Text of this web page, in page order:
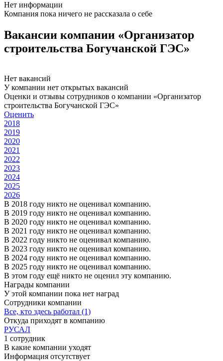
Нет информации
Компания пока ничего не рассказала о себе
Вакансии компании «Организатор
строительства Богучанской ГЭС»
Нет вакансий
У компании нет открытых вакансий
Оценки и отзывы сотрудников о компании «Организатор
строительства Богучанской ГЭС»
Оценить
2018
2019
2020
2021
2022
2023
2024
2025
2026
В 2018 году никто не оценивал компанию.
В 2019 году никто не оценивал компанию.
В 2020 году никто не оценивал компанию.
В 2021 году никто не оценивал компанию.
В 2022 году никто не оценивал компанию.
В 2023 году никто не оценивал компанию.
В 2024 году никто не оценивал компанию.
В 2025 году никто не оценивал компанию.
В этом году ещё никто не оценил эту компанию.
Награды компании
У этой компании пока нет наград
Сотрудники компании
Все, кто здесь работал (1)
Откуда приходят в компанию
РУСАЛ
1 сотрудник
В какие компании уходят
Информация отсутствует